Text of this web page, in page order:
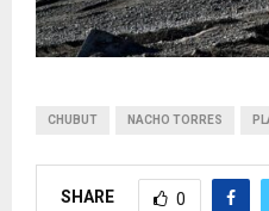
CHUBUT NACHO TORRES
SHARE 0